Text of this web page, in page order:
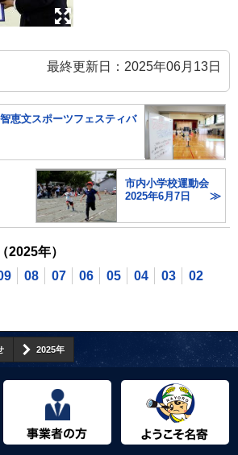
最終更新日：2025年06月13日
恵文スポーツフェスティバ
市内小学校運動会
2025年6月7日
2025年）
08 07 06 05 04 03
02
2025年